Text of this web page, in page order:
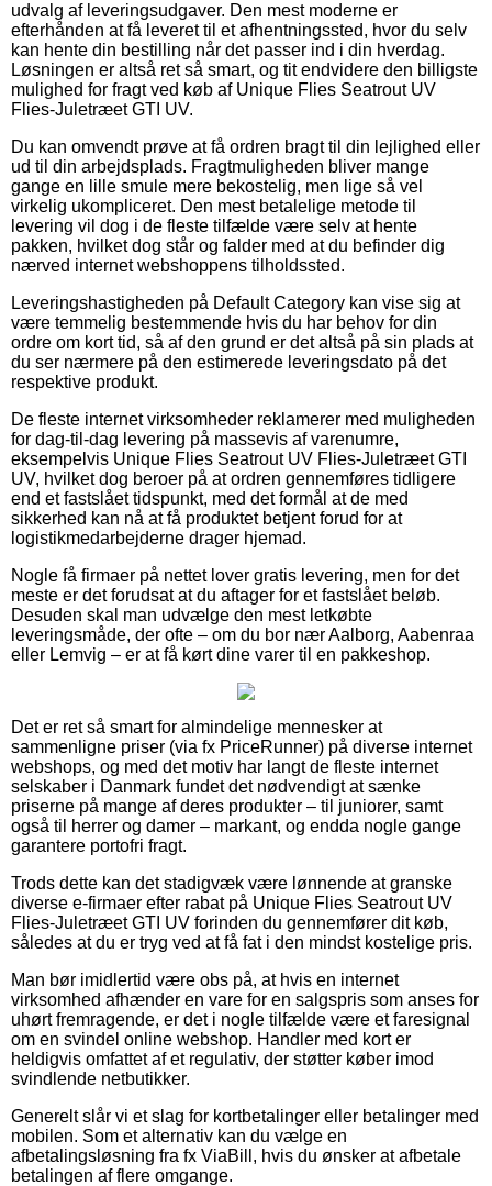
udvalg af leveringsudgaver. Den mest moderne er
efterhånden at få leveret til et afhentningssted, hvor du selv
kan hente din bestilling når det passer ind i din hverdag.
Løsningen er altså ret så smart, og tit endvidere den billigste
mulighed for fragt ved køb af Unique Flies Seatrout UV
Flies-Juletræet GTI UV.
Du kan omvendt prøve at få ordren bragt til din lejlighed eller
ud til din arbejdsplads. Fragtmuligheden bliver mange
gange en lille smule mere bekostelig, men lige så vel
virkelig ukompliceret. Den mest betalelige metode til
levering vil dog i de fleste tilfælde være selv at hente
pakken, hvilket dog står og falder med at du befinder dig
nærved internet webshoppens tilholdssted.
Leveringshastigheden på Default Category kan vise sig at
være temmelig bestemmende hvis du har behov for din
ordre om kort tid, så af den grund er det altså på sin plads at
du ser nærmere på den estimerede leveringsdato på det
respektive produkt.
De fleste internet virksomheder reklamerer med muligheden
for dag-til-dag levering på massevis af varenumre,
eksempelvis Unique Flies Seatrout UV Flies-Juletræet GTI
UV, hvilket dog beroer på at ordren gennemføres tidligere
end et fastslået tidspunkt, med det formål at de med
sikkerhed kan nå at få produktet betjent forud for at
logistikmedarbejderne drager hjemad.
Nogle få firmaer på nettet lover gratis levering, men for det
meste er det forudsat at du aftager for et fastslået beløb.
Desuden skal man udvælge den mest letkøbte
leveringsmåde, der ofte – om du bor nær Aalborg, Aabenraa
eller Lemvig – er at få kørt dine varer til en pakkeshop.
Det er ret så smart for almindelige mennesker at
sammenligne priser (via fx PriceRunner) på diverse internet
webshops, og med det motiv har langt de fleste internet
selskaber i Danmark fundet det nødvendigt at sænke
priserne på mange af deres produkter – til juniorer, samt
også til herrer og damer – markant, og endda nogle gange
garantere portofri fragt.
Trods dette kan det stadigvæk være lønnende at granske
diverse e-firmaer efter rabat på Unique Flies Seatrout UV
Flies-Juletræet GTI UV forinden du gennemfører dit køb,
således at du er tryg ved at få fat i den mindst kostelige pris.
Man bør imidlertid være obs på, at hvis en internet
virksomhed afhænder en vare for en salgspris som anses for
uhørt fremragende, er det i nogle tilfælde være et faresignal
om en svindel online webshop. Handler med kort er
heldigvis omfattet af et regulativ, der støtter køber imod
svindlende netbutikker.
Generelt slår vi et slag for kortbetalinger eller betalinger med
mobilen. Som et alternativ kan du vælge en
afbetalingsløsning fra fx ViaBill, hvis du ønsker at afbetale
betalingen af flere omgange.